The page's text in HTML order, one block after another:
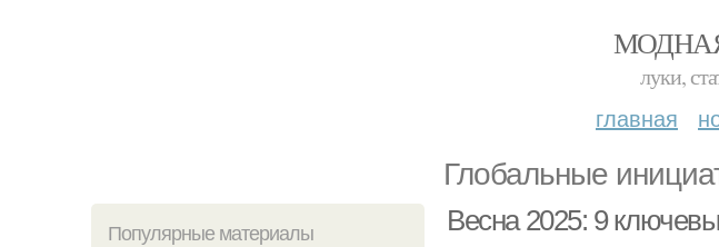
луки,
главная
Глобальные
Популярные материалы Весна 2025: 9